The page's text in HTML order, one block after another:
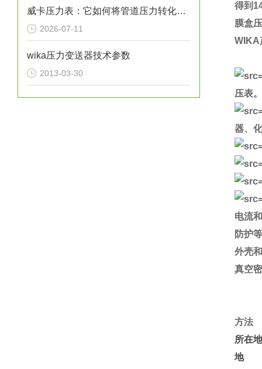
威卡压力表：它如何将管道压力转化为指针读数？
2026-07-11
wika压力变送器技术参数
2013-03-30
得到
膜盒
WIKA
压表。
器、
电流
防护
外壳
真空
方法
所在
地